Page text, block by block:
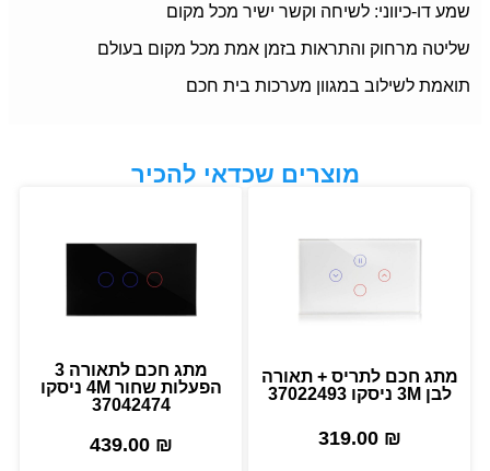
שמע דו-כיווני: לשיחה וקשר ישיר מכל מקום
שליטה מרחוק והתראות בזמן אמת מכל מקום בעולם
תואמת לשילוב במגוון מערכות בית חכם
מוצרים שכדאי להכיר
מתג חכם לתריס + תאורה
לבן 3M ניסקו 37022493
319.00 ₪
מתג חכם לתאורה 3
הפעלות שחור 4M ניסקו
37042474
439.00 ₪